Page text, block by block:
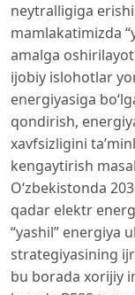
neytralligiga
mamlakatimizda
amalga
ijobiy islohotlar
energiyasiga
qondirish,
xavfsizligini
kengaytirish
O‘zbekistonda
qadar elektr
“yashil” energiya
strategiyasining
bu borada xorijiy